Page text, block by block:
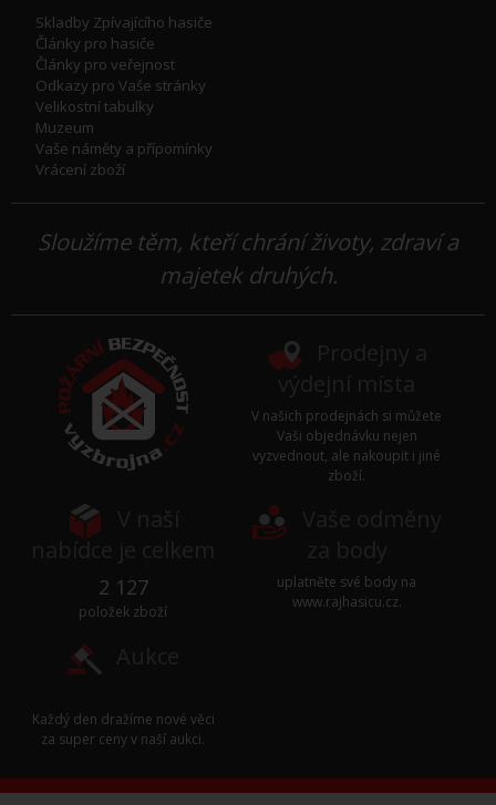
Skladby Zpívajícího hasiče
Články pro hasiče
Články pro veřejnost
Odkazy pro Vaše stránky
Velikostní tabulky
Muzeum
Vaše náměty a přípomínky
Vrácení zboží
Sloužíme těm, kteří chrání životy, zdraví a
majetek druhých.
V našich prodejnách si můžete
Vaši objednávku nejen
vyzvednout, ale nakoupit i jiné
zboží.
2 127
položek zboží
uplatněte své body na
www.rajhasicu.cz.
Každý den dražíme nové věci
za super ceny v naší aukci.